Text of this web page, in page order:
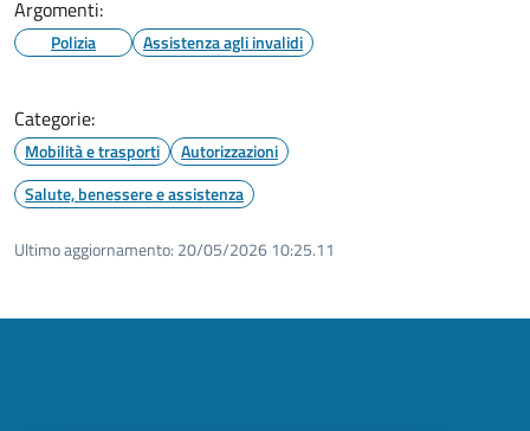
Argomenti:
Polizia Assistenza agli invalidi
Categorie:
Mobilità e trasporti
Autorizzazioni
Salute, benessere e assistenza
Ultimo aggiornamento: 20/05/2026 10:25.11